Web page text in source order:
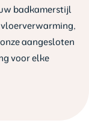
badkamerstijl
aangesloten
voor elke